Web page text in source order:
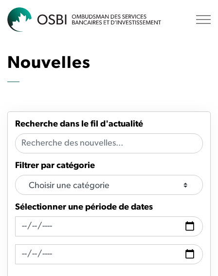
Nouvelles
Recherche dans le fil d'actualité
Filtrer par catégorie
Sélectionner une période de dates
Recherche de fil d'actualité Date de
Recherche de flux d'actualités Date à